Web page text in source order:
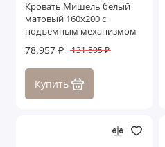
Кровать Мишель белый
матовый 160х200 с
подъемным механизмом
78.957 ₽ 131.595 ₽
Купить